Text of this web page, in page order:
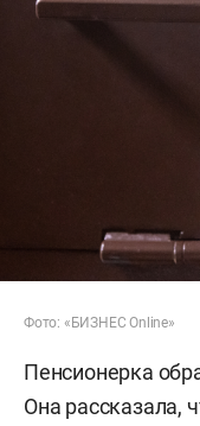
Фото: «БИЗНЕС Online»
Пенсионерка
Она рассказала,